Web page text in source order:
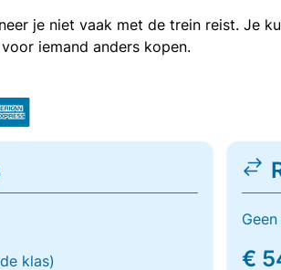
je niet vaak met de trein reist. Je
iemand anders kopen.
klas) €